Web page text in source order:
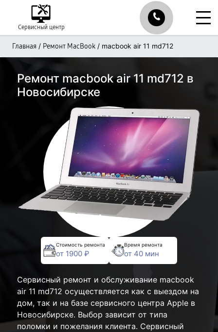
Сервисный центр
Главная / Ремонт MacBook / macbook air 11 md712
Ремонт macbook air 11 md712 в
Новосибирске
Стоимость ремонта
от 1900 ₽
Время ремонта
от 40 мин
Сервисный ремонт и обслуживание macbook
air 11 md712 осуществляется как с выездом на
дом, так и на базе сервисного центра Apple в
Новосибирске. Выбор зависит от типа
поломки и пожелания клиента. Сервисный